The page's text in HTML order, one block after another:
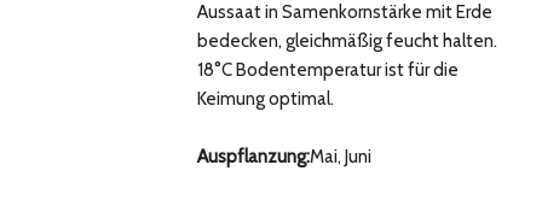
Aussaat in Samenkornstärke mit Erde
bedecken, gleichmäßig feucht halten.
18°C Bodentemperatur ist für die
Keimung optimal.
Auspflanzung:Mai, Juni